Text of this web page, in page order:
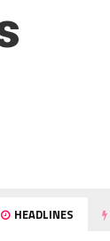
HEADLINES